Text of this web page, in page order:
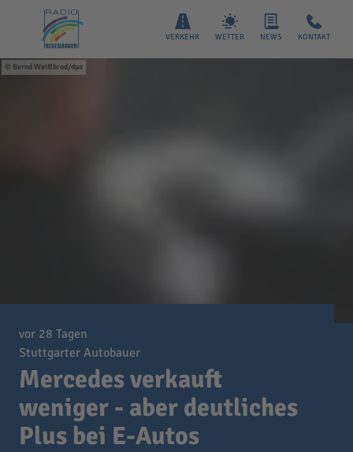
VERKEHR WETTER NEWS KONTAKT
Bernd Weißbrod/dpa
vor 28 Tagen
Stuttgarter Autobauer
Mercedes verkauft
weniger - aber deutliches
Plus bei E-Autos